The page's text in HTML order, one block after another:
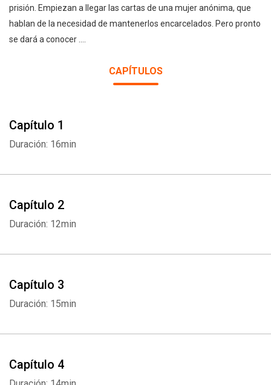
prisión. Empiezan a llegar las cartas de una mujer anónima, que
hablan de la necesidad de mantenerlos encarcelados. Pero pronto
se dará a conocer ....
CAPÍTULOS
Capítulo 1
Duración: 16min
Capítulo 2
Duración: 12min
Capítulo 3
Duración: 15min
Capítulo 4